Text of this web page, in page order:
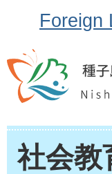
Foreign
社会教